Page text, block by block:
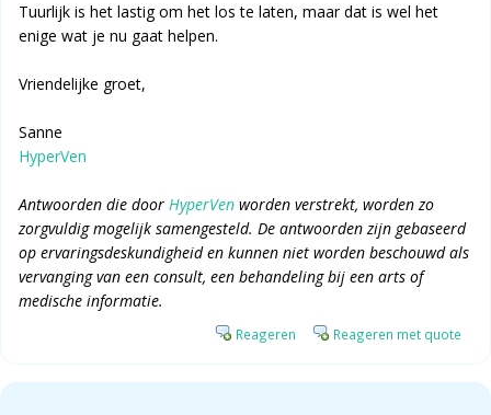
Tuurlijk is het lastig om het los te laten, maar dat is wel het
enige wat je nu gaat helpen.
Vriendelijke groet,
Sanne
HyperVen
Antwoorden die door HyperVen worden verstrekt, worden zo
zorgvuldig mogelijk samengesteld. De antwoorden zijn gebaseerd
op ervaringsdeskundigheid en kunnen niet worden beschouwd als
vervanging van een consult, een behandeling bij een arts of
medische informatie.
Reageren Reageren met quote